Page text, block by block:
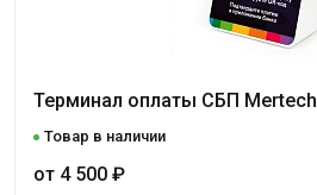
Терминал оплаты СБП Mertech
Товар в наличии
от 4 500 ₽